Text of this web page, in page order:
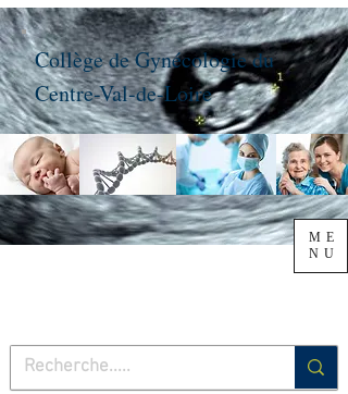
ME
NU
Collège de Gynécologie du
Centre-Val-de-Loire